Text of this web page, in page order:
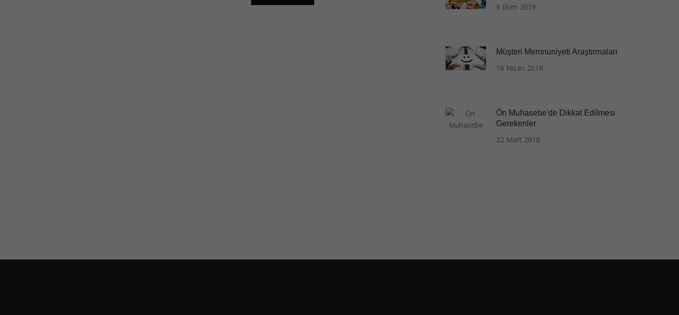
9 Ekim 2019
Müşteri Memnuniyeti Araştırmaları
16 Nisan 2018
Ön Muhasebe'de Dikkat Edilmesi
Gerekenler
22 Mart 2018